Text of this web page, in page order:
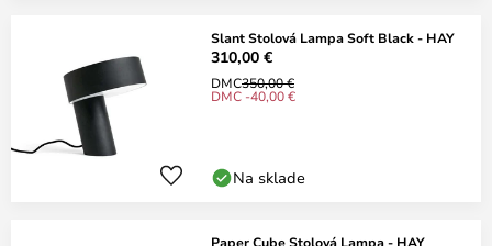
Slant Stolová Lampa Soft Black - HAY
310,00 €
DMC350,00 €
DMC -40,00 €
Na sklade
Paper Cube Stolová Lampa - HAY